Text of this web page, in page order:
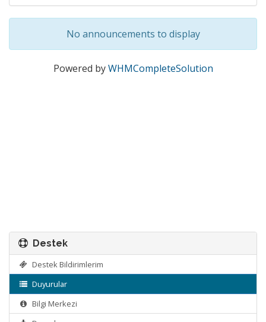
No announcements to display
Powered byWHMCompleteSolution
Destek
Destek Bildirimlerim
Duyurular
Bilgi Merkezi